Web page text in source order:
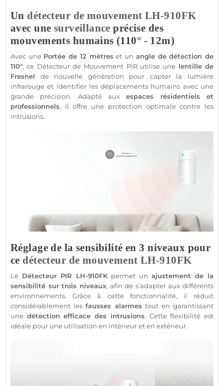
Un détecteur de mouvement LH-910FK
avec une surveillance précise des
mouvements humains (110° - 12m)
Avec une Portée de 12 mètreset un angle de détection de
110°, ce Détecteur de Mouvement PIR utilise une lentille de
Fresnel de nouvelle génération pour capter la lumière
infrarouge et identifier lesdéplacements humains avec une
grande précision. Adapté auxespaces résidentiels et
professionnels, il offre une protection optimale contre les
intrusions.
Réglage de la sensibilité en 3 niveaux pour
ce détecteur de mouvement LH-910FK
Le Détecteur PIR LH-910FK permet un ajustement de la
sensibilité sur trois niveaux, afin de s’adapter aux différents
environnements. Grâce à cette fonctionnalité, il réduit
considérablement lesfausses alarmestout en garantissant
une détection efficace des intrusions. Cette flexibilité est
idéale pour une utilisation en intérieur et en extérieur.